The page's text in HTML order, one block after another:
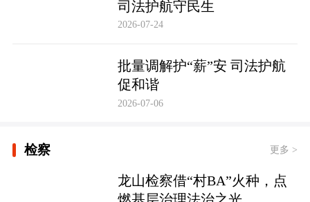
司法护航守民生
2026-07-24
批量调解护“薪”安 司法护航
促和谐
2026-07-06
检察 更多 >
龙山检察借“村BA”火种，点